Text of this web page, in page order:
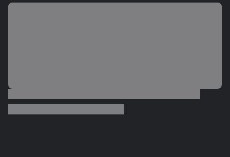
MUNDO
veículo por policiais...